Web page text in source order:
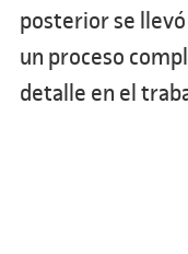
posterior se
un proceso
detalle en el